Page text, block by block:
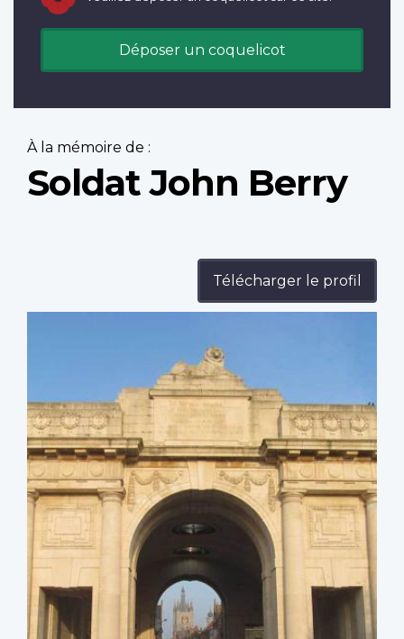
Déposer un coquelicot
À la mémoire de :
Soldat John Berry
Télécharger le profil